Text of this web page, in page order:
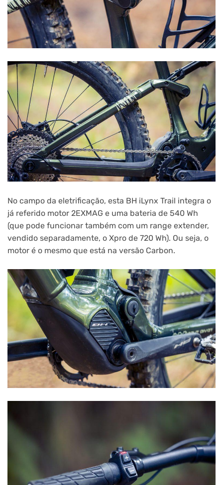
No campo da eletrificação, esta BH iLynx Trail integra o
já referido motor 2EXMAG e uma bateria de 540 Wh
(que pode funcionar também com um range extender,
vendido separadamente, o Xpro de 720 Wh). Ou seja, o
motor é o mesmo que está na versão Carbon.